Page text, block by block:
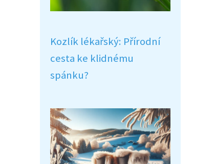
Kozlík lékařský: Přírodní
cesta ke klidnému
spánku?